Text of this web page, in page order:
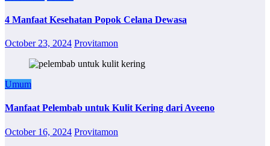
4 Manfaat Kesehatan Popok Celana Dewasa
October 23, 2024 Provitamon
Umum
Manfaat Pelembab untuk Kulit Kering dari Aveeno
October 16, 2024 Provitamon